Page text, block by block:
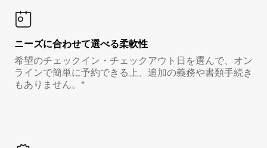
ニーズに合わせて選べる柔軟性
希望のチェックイン・チェックアウト日を選んで、オン
ラインで簡単に予約できる上、追加の義務や書類手続き
もありません。*